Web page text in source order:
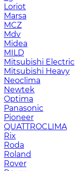
Loriot
Marsa
MCZ
Mdv
Midea
MILD
Mitsubishi Electric
Mitsubishi Heavy
Neoclima
Newtek
Optima
Panasonic
Pioneer
QUATTROCLIMA
Rix
Roda
Roland
Rover